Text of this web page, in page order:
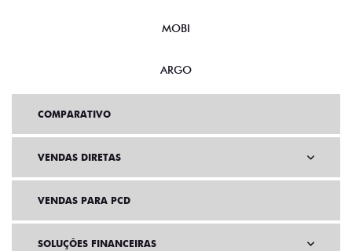
MOBI
ARGO
COMPARATIVO
VENDAS DIRETAS
VENDAS PARA PCD
SOLUÇÕES FINANCEIRAS